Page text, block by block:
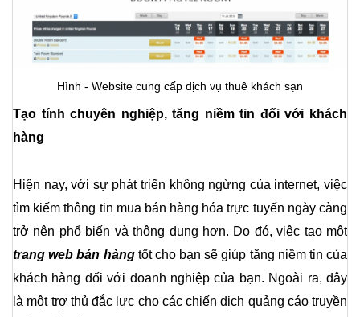
Hình - Website cung cấp dịch vụ thuê khách sạn
Tạo tính chuyên nghiệp, tăng niềm tin đối với khách
hàng
Hiện nay, với sự phát triển không ngừng của internet, việc
tìm kiếm thông tin mua bán hàng hóa trực tuyến ngày càng
trang web bán hàng tốt cho bạn sẽ giúp tăng niềm tin của
khách hàng đối với doanh nghiệp của bạn. Ngoài ra, đây
là một trợ thủ đắc lực cho các chiến dịch quảng cáo truyền